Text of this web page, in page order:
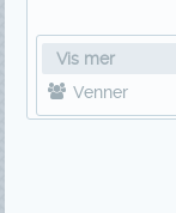
Vis mer
Venner